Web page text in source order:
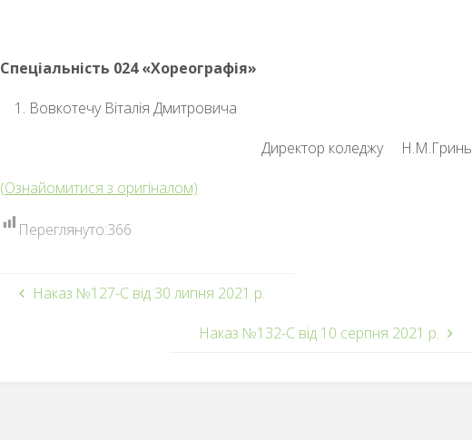
Спеціальність 024 «Хореографія»
Вовкотечу Віталія Дмитровича
Директор коледжу Н.М.Гринь
(Ознайомитися з оригіналом)
Переглянуто:366
Наказ №127-С від 30 липня 2021 р.
Наказ №132-С від 10 серпня 2021 р.